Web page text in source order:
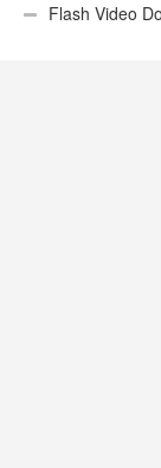
性不错Flash Video